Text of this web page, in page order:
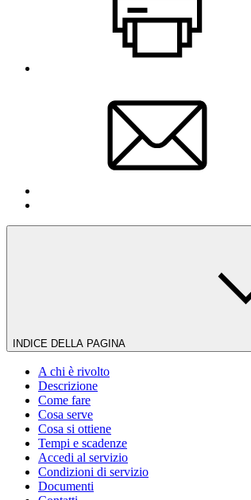
INDICE DELLA PAGINA
A chi è rivolto
Descrizione
Come fare
Cosa serve
Cosa si ottiene
Tempi e scadenze
Accedi al servizio
Condizioni di servizio
Documenti